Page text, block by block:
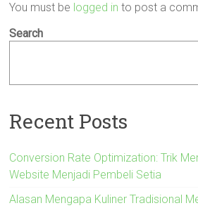
You must be logged in to post a
Search
Recent Posts
Conversion Rate Optimization: Trik
Website Menjadi Pembeli Setia
Alasan Mengapa Kuliner Tradisional